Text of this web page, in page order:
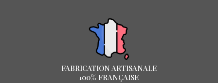
FABRICATION ARTISANALE
100% FRANÇAISE